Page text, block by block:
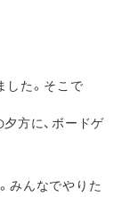
した。そこで
方に、ボードゲ
みんなでやりた